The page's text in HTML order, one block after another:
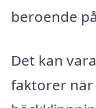
beroende
Det kan
faktorer